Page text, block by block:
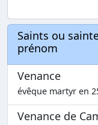
Saints ou
prénom
Venance
évêque martyr en
Venance de